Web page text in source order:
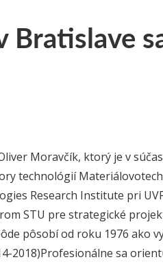
Moravčík, ktorý je v
technológií
Research Institute pri
STU pre strategické
pôsobí od roku 1976 ako
2018)Profesionálne sa